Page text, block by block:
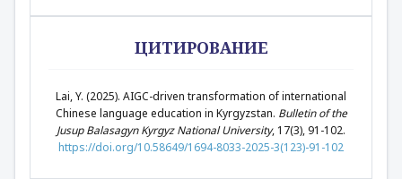
ЦИТИРОВАНИЕ
Lai, Y. (2025). AIGC-driven transformation of international
Chinese language education in Kyrgyzstan. Bulletin of the
Jusup Balasagyn Kyrgyz National University, 17(3), 91-102.
https://doi.org/10.58649/1694-8033-2025-3(123)-91-102